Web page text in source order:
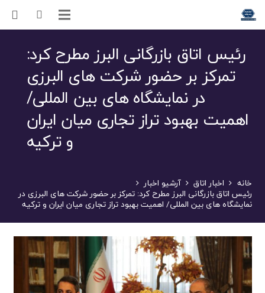
رئیس اتاق بازرگانی البرز مطرح کرد:
تمرکز بر حضور شرکت های البرزی
در نمایشگاه های بین المللی/
اهمیت بهبود تراز تجاری میان ایران
و ترکیه
خانه اخبار اتاق آرشیو اخبار
رئیس اتاق بازرگانی البرز مطرح کرد: تمرکز بر حضور شرکت های البرزی در
نمایشگاه های بین المللی/ اهمیت بهبود تراز تجاری میان ایران و ترکیه